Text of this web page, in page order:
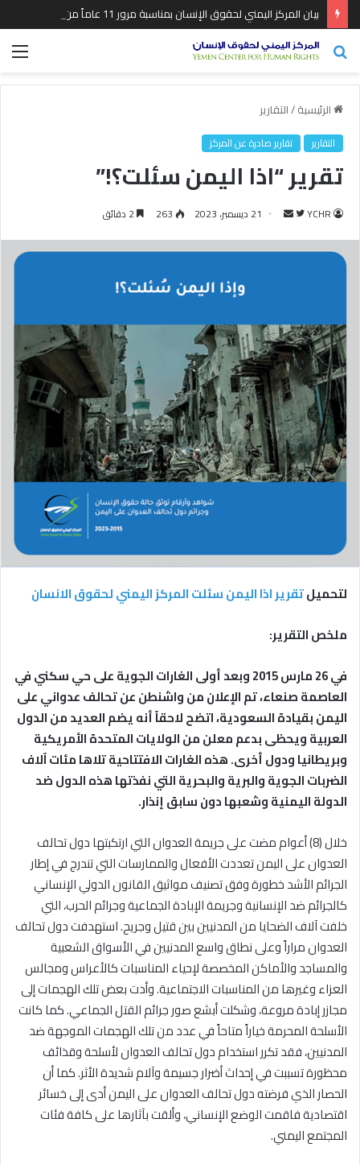
بحث
الرئيسية/التقارير
التقارير تقارير صادرة عن المركز
تقرير “اذا اليمن سئلت؟!”
YCHR
ت
ب
ى
ت
و
ي
ر
س
ي
د
ا
إ
ل
ك
ت
ر
و
21 ديسمبر، 2023 263
لتحميلتقرير اذا اليمن سئلت المركز اليمني لحقوق الانسان
ملخص التقرير:
في 26 مارس 2015 وبعد أولى الغارات الجوية على حي سكني في
العاصمة صنعاء، تم الإعلان من واشنطن عن تحالف عدواني على
اليمن بقيادة السعودية، اتضح لاحقاً أنه يضم العديد من الدول
العربية ويحظى بدعم معلن من الولايات المتحدة الأمريكية
وبريطانيا ودول أخرى. هذه الغارات الافتتاحية تلاها مئات آلاف
الضربات الجوية والبرية والبحرية التي نفذتها هذه الدول ضد
الدولة اليمنية وشعبها دون سابق إنذار.
خلال (8) أعوام مضت على جريمة العدوان التي ارتكبتها دول تحالف
العدوان على اليمن تعددت الأفعال والممارسات التي تندرج في إطار
الجرائم الأشد خطورة وفق تصنيف مواثيق القانون الدولي الإنساني
كالجرائم ضد الإنسانية وجريمة الإبادة الجماعية وجرائم الحرب، التي
خلفت آلاف الضحايا من المدنيين بين قتيل وجريح. استهدفت دول تحالف
العدوان مراراً وعلى نطاق واسع المدنيين في الأسواق الشعبية
والمساجد والأماكن المخصصة لإحياء المناسبات كالأعراس ومجالس
العزاء وغيرها من المناسبات الاجتماعية. وأدت بعض تلك الهجمات إلى
مجازر إبادة مروعة، وشكلت أبشع صور جرائم القتل الجماعي. كما كانت
الأسلحة المحرمة خياراً متاحاً في عدد من تلك الهجمات الموجهة ضد
المدنيين، فقد تكرر استخدام دول تحالف العدوان لأسلحة وقذائف
محظورة تسببت في إحداث أضرار جسيمة وآلام شديدة الأثر. كما أن
الحصار الذي فرضته دول تحالف العدوان على اليمن أدى إلى خسائر
اقتصادية فاقمت الوضع الإنساني، وألقت بآثارها على كافة فئات
المجتمع اليمني.